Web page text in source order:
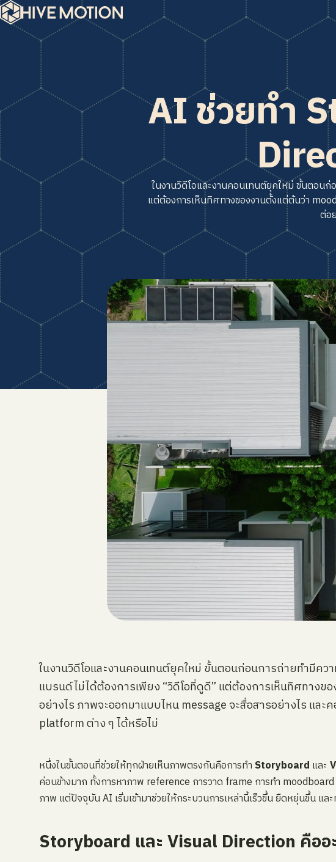
AI ช่วยทำ
ในงานวิดีโอและงานคอนเทนต์ยุคใหม่ ขั้นตอน
แต่ต้องการเห็นทิศทางของงานตั้งแต่ต้นว่า
ต่อ
ในงานวิดีโอและงานคอนเทนต์ยุคใหม่ ขั้นตอนก่อนการถ่ายทำมีคว
แบรนด์ไม่ได้ต้องการเพียง “วิดีโอที่ดูดี” แต่ต้องการเห็นทิศทางข
อย่างไร ภาพจะออกมาแบบไหน message จะสื่อสารอย่างไร แล
platform ต่าง ๆ ได้หรือไม่
หนึ่งในขั้นตอนที่ช่วยให้ทุกฝ่ายเห็นภาพตรงกันคือการทำ Storyboard และ
ค่อนข้างมาก ทั้งการหาภาพ reference การวาด frame การทำ
ภาพ แต่ปัจจุบัน AI เริ่มเข้ามาช่วยให้กระบวนการเหล่านี้เร็วขึ้น ยืดหยุ่นขึ้น แ
Storyboard และ Visual Direction คืออ